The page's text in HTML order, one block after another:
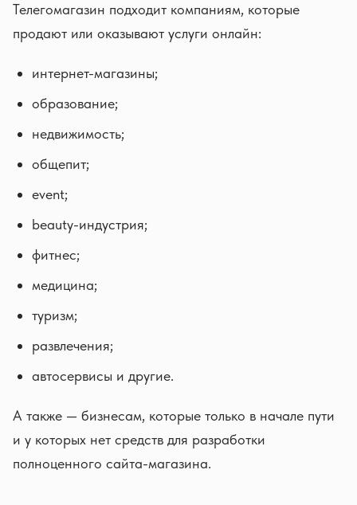
Телегомагазин подходит компаниям, которые
продают или оказывают услуги онлайн:
интернет-магазины;
образование;
недвижимость;
общепит;
event;
beauty-индустрия;
фитнес;
медицина;
туризм;
развлечения;
автосервисы и другие.
А также — бизнесам, которые только в начале пути
и у которых нет средств для разработки
полноценного сайта-магазина.